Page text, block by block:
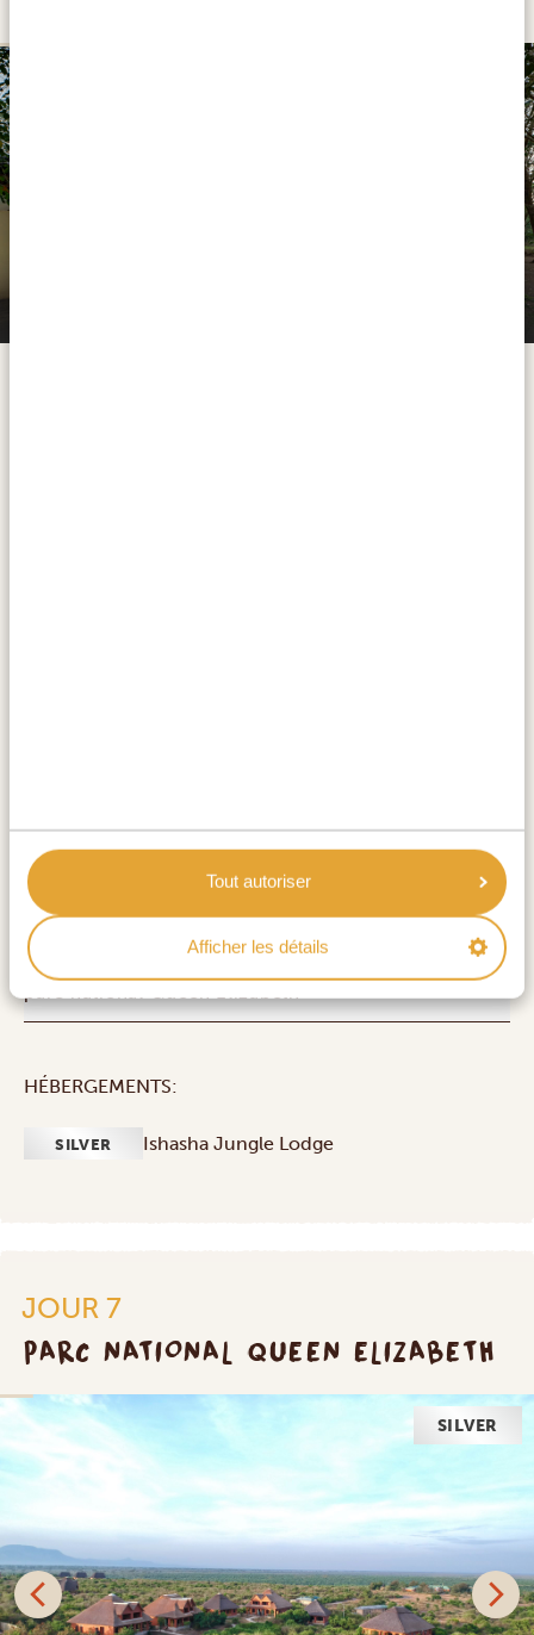
Tout autoriser
Afficher les détails
conservation, le tout avec les montagnes enneigées du
Rwenzori en toile de fond.
ACTIVITÉS:
Trajet vers le secteur d'Ishasha du
parc national Queen Elizabeth
HÉBERGEMENTS:
SILVER Ishasha Jungle Lodge
JOUR 7
PARC NATIONAL QUEEN ELIZABETH
SILVER